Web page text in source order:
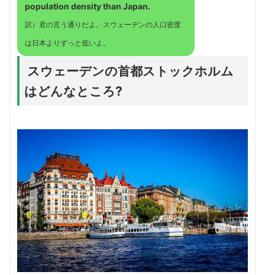
population density than Japan.
訳）君の言う通りだよ。スウェーデンの人口密度
は日本よりずっと低いよ。
スウェーデンの首都ストックホルム
はどんなところ?